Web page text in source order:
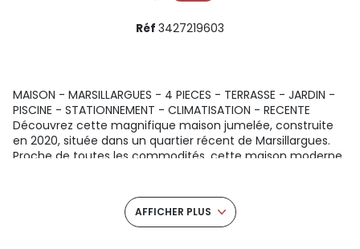
Réf 3427219603
MAISON - MARSILLARGUES - 4 PIECES - TERRASSE - JARDIN -
PISCINE - STATIONNEMENT - CLIMATISATION - RECENTE
Découvrez cette magnifique maison jumelée, construite
en 2020, située dans un quartier récent de Marsillargues.
Proche de toutes les commodités, cette maison moderne
pièce Ã vivre lumineuse, composée d'une cuisine moderne
avec un îlot central, parfaite pour les amateurs de cuisine
et d'un salon spacieux donnant directement sur un jardin
AFFICHER PLUS